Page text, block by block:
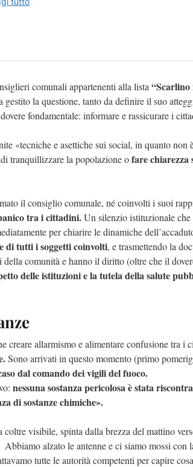
comunali appartenenti alla lista
gestito la questione, tanto da definire il suo
fondamentale: informare e rassicurare i
«tecniche e asettiche sui social, in quanto non
tranquillizzare la popolazione ofare chiarezza
il consiglio comunale, né coinvolti i suoi
tra i cittadini.Un silenzio istituzionale che
per chiarire le dinamiche
di tutti i soggetti coinvolti, e trasmettendo la
comunità e hanno il diritto (oltre che il
delle istituzioni e la tutela della salute
creare allarmismo e alimentare confusione tra i
Sono arrivati in questo momento (primo
dal comando dei vigili del fuoco.
nessuna sostanza pericolosa è stata
di sostanze chimiche».
visibile, spinta dalla brezza del mattino
alzato le antenne e ci siamo mossi con
tutte le autorità competenti per capire